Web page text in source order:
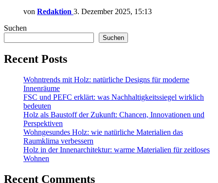
von Redaktion 3. Dezember 2025, 15:13
Suchen
Suchen
Recent Posts
Wohntrends mit Holz: natürliche Designs für moderne
Innenräume
FSC und PEFC erklärt: was Nachhaltigkeitssiegel wirklich
bedeuten
Holz als Baustoff der Zukunft: Chancen, Innovationen und
Perspektiven
Wohngesundes Holz: wie natürliche Materialien das
Raumklima verbessern
Holz in der Innenarchitektur: warme Materialien für zeitloses
Wohnen
Recent Comments